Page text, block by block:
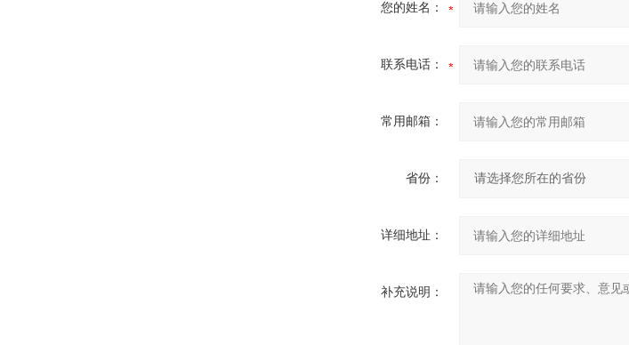
您的姓名：
联系电话：
常用邮箱：
省份：
详细地址：
补充说明：